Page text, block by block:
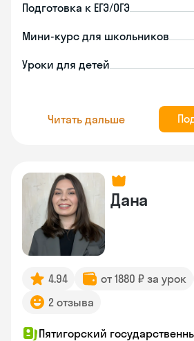
Подготовка к ЕГЭ/ОГЭ
Мини-курс для школьников
Уроки для детей
Читать дальше
Дана
4.94 от 1880 ₽ за урок
2 отзыва
Пятигорский